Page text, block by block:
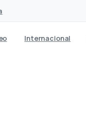
Internacional